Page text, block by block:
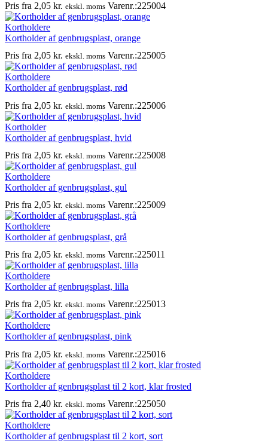
Pris fra 2,05 kr. ekskl. moms Varenr.:225004
Kortholdere
Kortholder af genbrugsplast, orange
Pris fra 2,05 kr. ekskl. moms Varenr.:225005
Kortholdere
Kortholder af genbrugsplast, rød
Pris fra 2,05 kr. ekskl. moms Varenr.:225006
Kortholder
Kortholder af genbrugsplast, hvid
Pris fra 2,05 kr. ekskl. moms Varenr.:225008
Kortholdere
Kortholder af genbrugsplast, gul
Pris fra 2,05 kr. ekskl. moms Varenr.:225009
Kortholdere
Kortholder af genbrugsplast, grå
Pris fra 2,05 kr. ekskl. moms Varenr.:225011
Kortholdere
Kortholder af genbrugsplast, lilla
Pris fra 2,05 kr. ekskl. moms Varenr.:225013
Kortholdere
Kortholder af genbrugsplast, pink
Pris fra 2,05 kr. ekskl. moms Varenr.:225016
Kortholdere
Kortholder af genbrugsplast til 2 kort, klar frosted
Pris fra 2,40 kr. ekskl. moms Varenr.:225050
Kortholdere
Kortholder af genbrugsplast til 2 kort, sort